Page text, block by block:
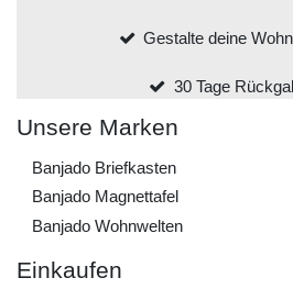
Gestalte deine
30 Tage
Unsere Marken
Banjado Briefkasten
Banjado Magnettafel
Banjado Wohnwelten
Einkaufen